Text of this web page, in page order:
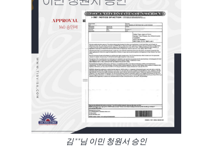
김**님 이민 청원서 승인